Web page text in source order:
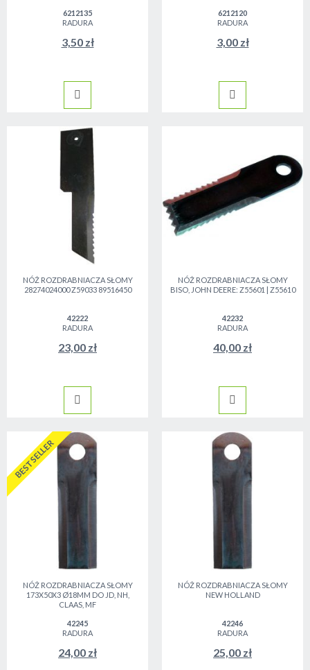
6212135
RADURA
3,50 zł
6212120
RADURA
3,00 zł
NÓŻ ROZDRABNIACZA SŁOMY
28274024000 Z59033 89516450
42222
RADURA
23,00 zł
NÓŻ ROZDRABNIACZA SŁOMY
BISO, JOHN DEERE: Z55601 | Z55610
42232
RADURA
40,00 zł
BESTSELLER
NÓŻ ROZDRABNIACZA SŁOMY
173X50X3 Ø18MM DO JD, NH,
CLAAS, MF
42245
RADURA
24,00 zł
NÓŻ ROZDRABNIACZA SŁOMY
NEW HOLLAND
42246
RADURA
25,00 zł